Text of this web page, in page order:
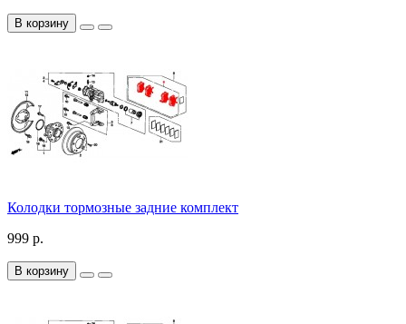
В корзину
Колодки тормозные задние комплект
999 р.
В корзину